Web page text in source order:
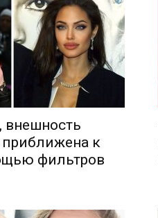
внешность
к
фильтров